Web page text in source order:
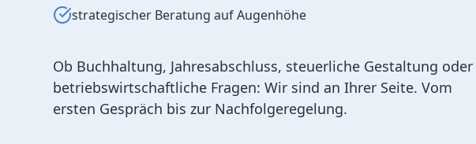
strategischer Beratung auf Augenhöhe
Ob Buchhaltung, Jahresabschluss, steuerliche Gestaltung oder
betriebswirtschaftliche Fragen: Wir sind an Ihrer Seite. Vom
ersten Gespräch bis zur Nachfolgeregelung.